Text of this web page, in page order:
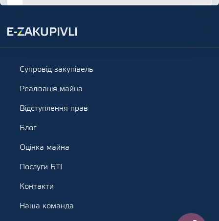
Супровід закупівель
Реалізація майна
Відступлення прав
Блог
Оцінка майна
Послуги БТІ
Контакти
Наша команда